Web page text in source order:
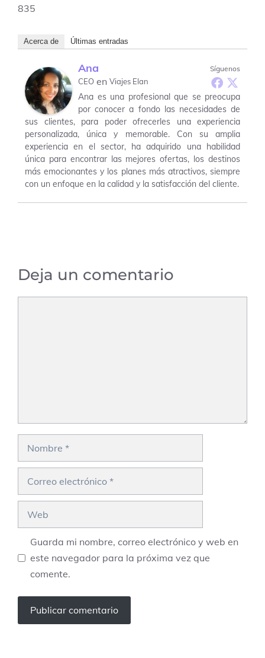
835
Acerca de Últimas entradas
Síguenos
Ana
CEO en Viajes Elan
Ana es una profesional que se preocupa
por conocer a fondo las necesidades de
sus clientes, para poder ofrecerles una experiencia
personalizada, única y memorable. Con su amplia
experiencia en el sector, ha adquirido una habilidad
única para encontrar las mejores ofertas, los destinos
más emocionantes y los planes más atractivos, siempre
con un enfoque en la calidad y la satisfacción del cliente.
Deja un comentario
Guarda mi nombre, correo electrónico y web en
este navegador para la próxima vez que
comente.